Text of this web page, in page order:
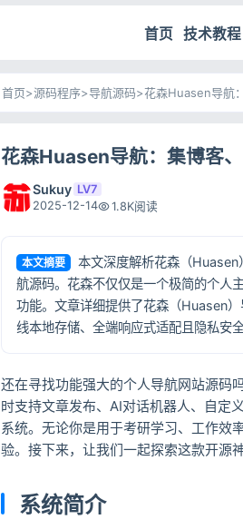
首页 技术教程
首页>源码程序>导航源码>花森Huasen导航
花森Huasen导航：集博客
Sukuy LV7
2025-12-14
1.8K阅读
本文摘要
本文深度解析花森（
航源码。花森不仅仅是一个极简的个人
功能。文章详细提供了花森（Huasen
线本地存储、全端响应式适配且隐私安
还在寻找功能强大的个人导航网站源码
时支持文章发布、AI对话机器人、自定
系统。无论你是用于考研学习、工作效
验。接下来，让我们一起探索这款开源神
系统简介